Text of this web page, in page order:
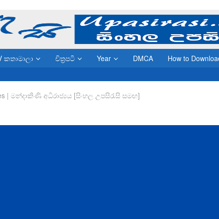
කතාමාලා චිත්‍රපටි Year DMCA How to
| මන්දාකිණි අධිරාජ්‍යය [සිංහල උපසිරැසි සමඟ]